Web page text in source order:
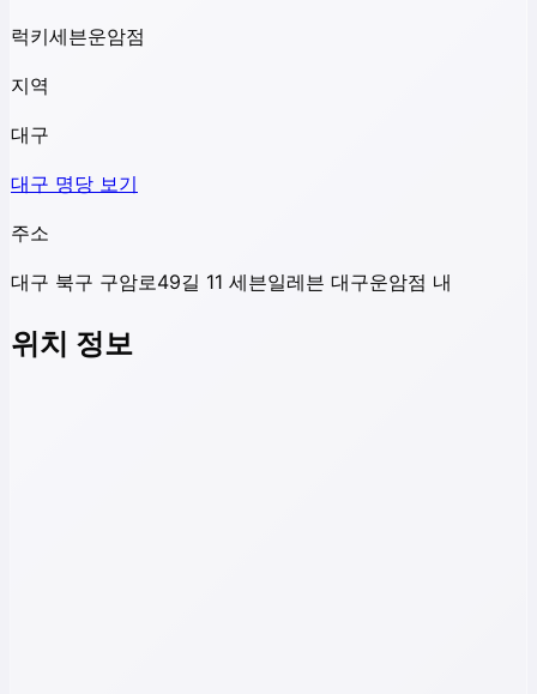
럭키세븐운암점
지역
대구
대구 명당 보기
주소
대구 북구 구암로49길 11 세븐일레븐 대구운암점 내
위치 정보